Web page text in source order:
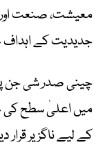
معیشت، صنعت اور
جدیدیت کے
چینی صدر شی جن
میں اعلیٰ سطح کی
کے لیے ناگزیر